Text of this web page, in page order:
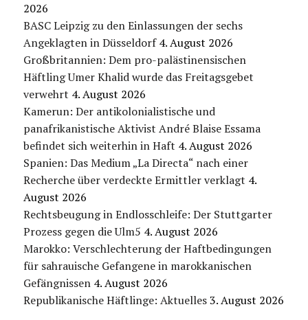
2026
BASC Leipzig zu den Einlassungen der sechs
Angeklagten in Düsseldorf 4. August 2026
Großbritannien: Dem pro-palästinensischen
Häftling Umer Khalid wurde das Freitagsgebet
verwehrt 4. August 2026
Kamerun: Der antikolonialistische und
panafrikanistische Aktivist André Blaise Essama
befindet sich weiterhin in Haft 4. August 2026
Spanien: Das Medium „La Directa“ nach einer
Recherche über verdeckte Ermittler verklagt 4.
August 2026
Rechtsbeugung in Endlosschleife: Der Stuttgarter
Prozess gegen die Ulm5 4. August 2026
Marokko: Verschlechterung der Haftbedingungen
für sahrauische Gefangene in marokkanischen
Gefängnissen 4. August 2026
Republikanische Häftlinge: Aktuelles 3. August 2026